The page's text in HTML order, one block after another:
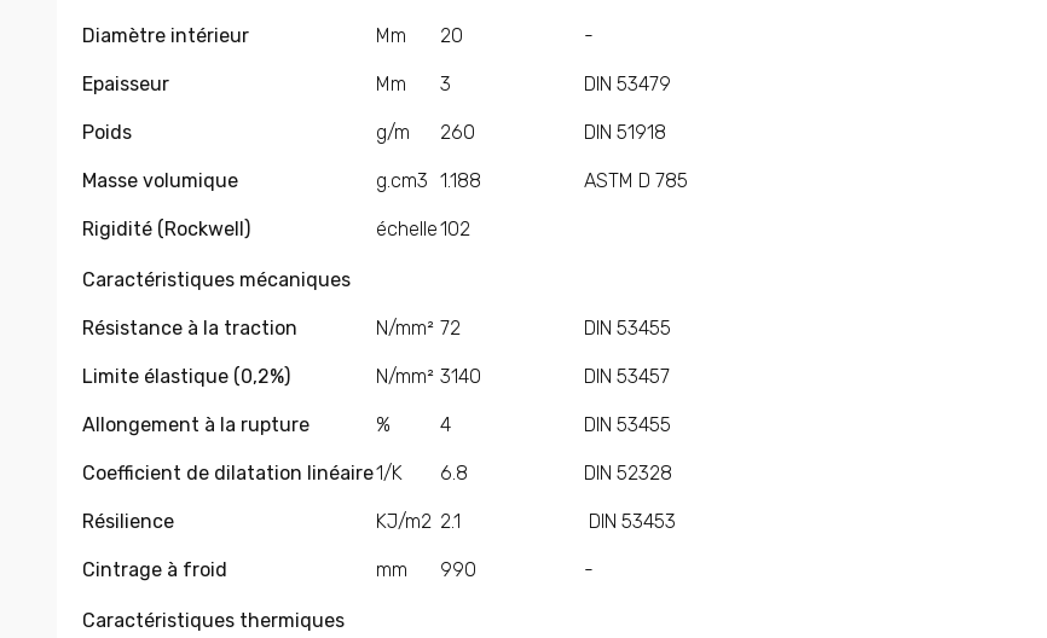
Diamètre intérieur
Epaisseur
Poids
Masse volumique
Rigidité (Rockwell)
Mm
Mm
g/m
g.cm3
échelle
20
3
260
1.188
102
-
DIN 53479
DIN 51918
ASTM D 785
Caractéristiques mécaniques
Résistance à la traction
Limite élastique (0,2%)
Allongement à la rupture
Coefficient de dilatation linéaire
Résilience
Cintrage à froid
N/mm²
N/mm²
%
1/K
KJ/m2
mm
72
3140
4
6.8
2.1
990
DIN 53455
DIN 53457
DIN 53455
DIN 52328
DIN 53453
-
Caractéristiques thermiques